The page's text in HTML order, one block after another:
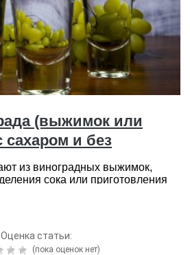
Оценка статьи:
(пока оценок нет)